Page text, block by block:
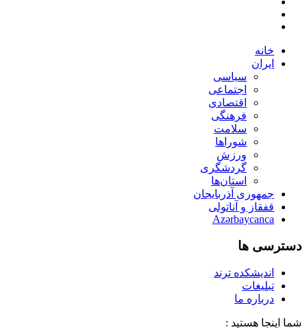
خانه
ایران
سیاسی
اجتماعی
اقتصادی
فرهنگی
سلامت
شوراها
ورزش
گردشگری
استان‌ها
جمهوری آذربایجان
قفقاز و آناتولی
Azərbaycanca
دسترسی ها
اندیشکده ترند
تبلیغات
درباره ما
شما اینجا هستید :